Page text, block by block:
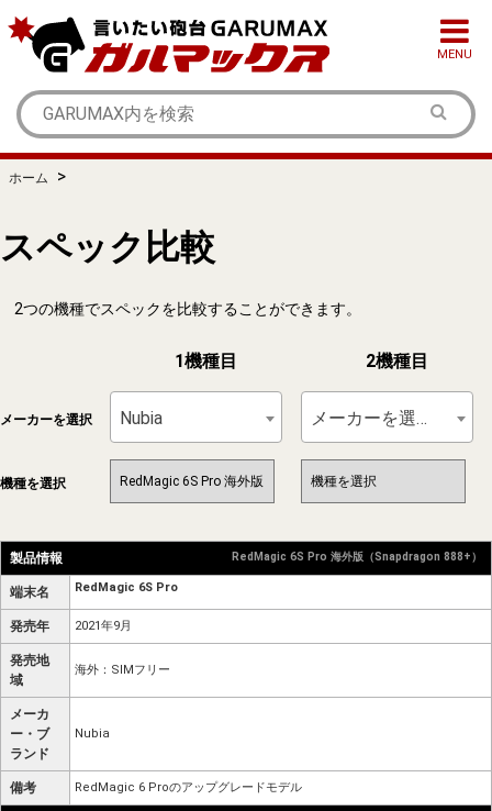
MENU
ホーム >
スペック比較
2つの機種でスペックを比較することができます。
1機種目 2機種目
メーカーを選択 Nubia メーカーを選択
機種を選択
製品情報 RedMagic 6S Pro 海外版（Snapdragon 888+）
端末名 RedMagic 6S Pro
発売年 2021年9月
発売地
域
海外：SIMフリー
メーカ
ー・ブ
ランド
Nubia
備考 RedMagic 6 Proのアップグレードモデル